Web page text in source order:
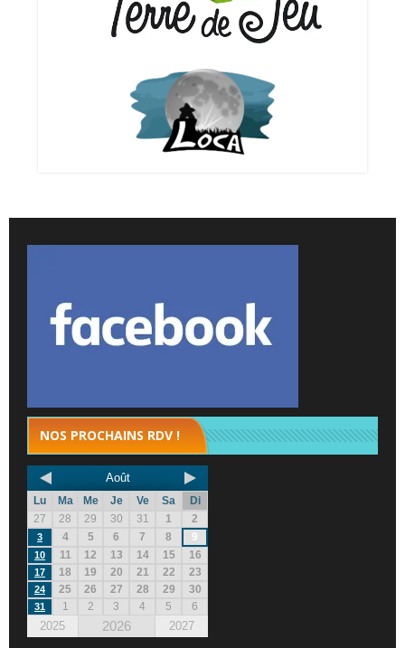
NOS PROCHAINS RDV !
Août
Lu Ma Me Je Ve Sa
Di
27
28 29 30 31 1 2
3 4 5 6 7 8 9
10 11 12 13 14 15 16
17 18 19 20 21 22 23
24 25 26 27 28 29 30
31 1 2 3 4 5 6
2025 2026 2027